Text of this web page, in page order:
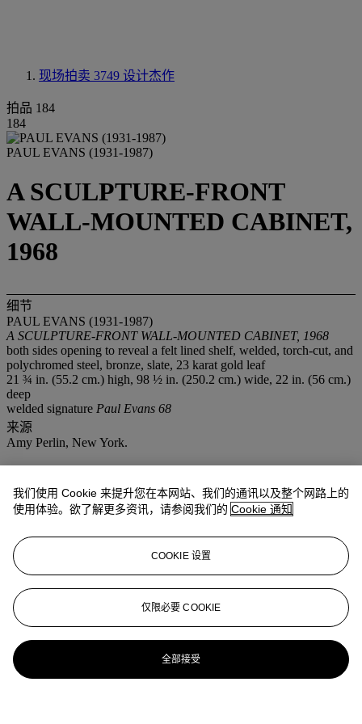
现场拍卖 3749 设计杰作
拍品 184
184
PAUL EVANS (1931-1987)
A SCULPTURE-FRONT
WALL-MOUNTED CABINET,
1968
细节
PAUL EVANS (1931-1987)
A SCULPTURE-FRONT WALL-MOUNTED CABINET, 1968
both sides opening to reveal a felt lined shelf, welded, torch-cut, and
polychromed steel, bronze, slate, 23 karat gold leaf
21 ¾ in. (55.2 cm.) high, 98 ½ in. (250.2 cm.) wide, 22 in. (56 cm.)
deep
welded signature Paul Evans 68
来源
Amy Perlin, New York.
更多来自 设计杰作
查看全部
我们使用 Cookie 来提升您在本网站、我们的通讯以及整个网路上的
使用体验。欲了解更多资讯，请参阅我们的 Cookie 通知
COOKIE 设置
仅限必要 COOKIE
全部接受